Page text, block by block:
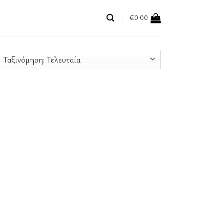
€0.00